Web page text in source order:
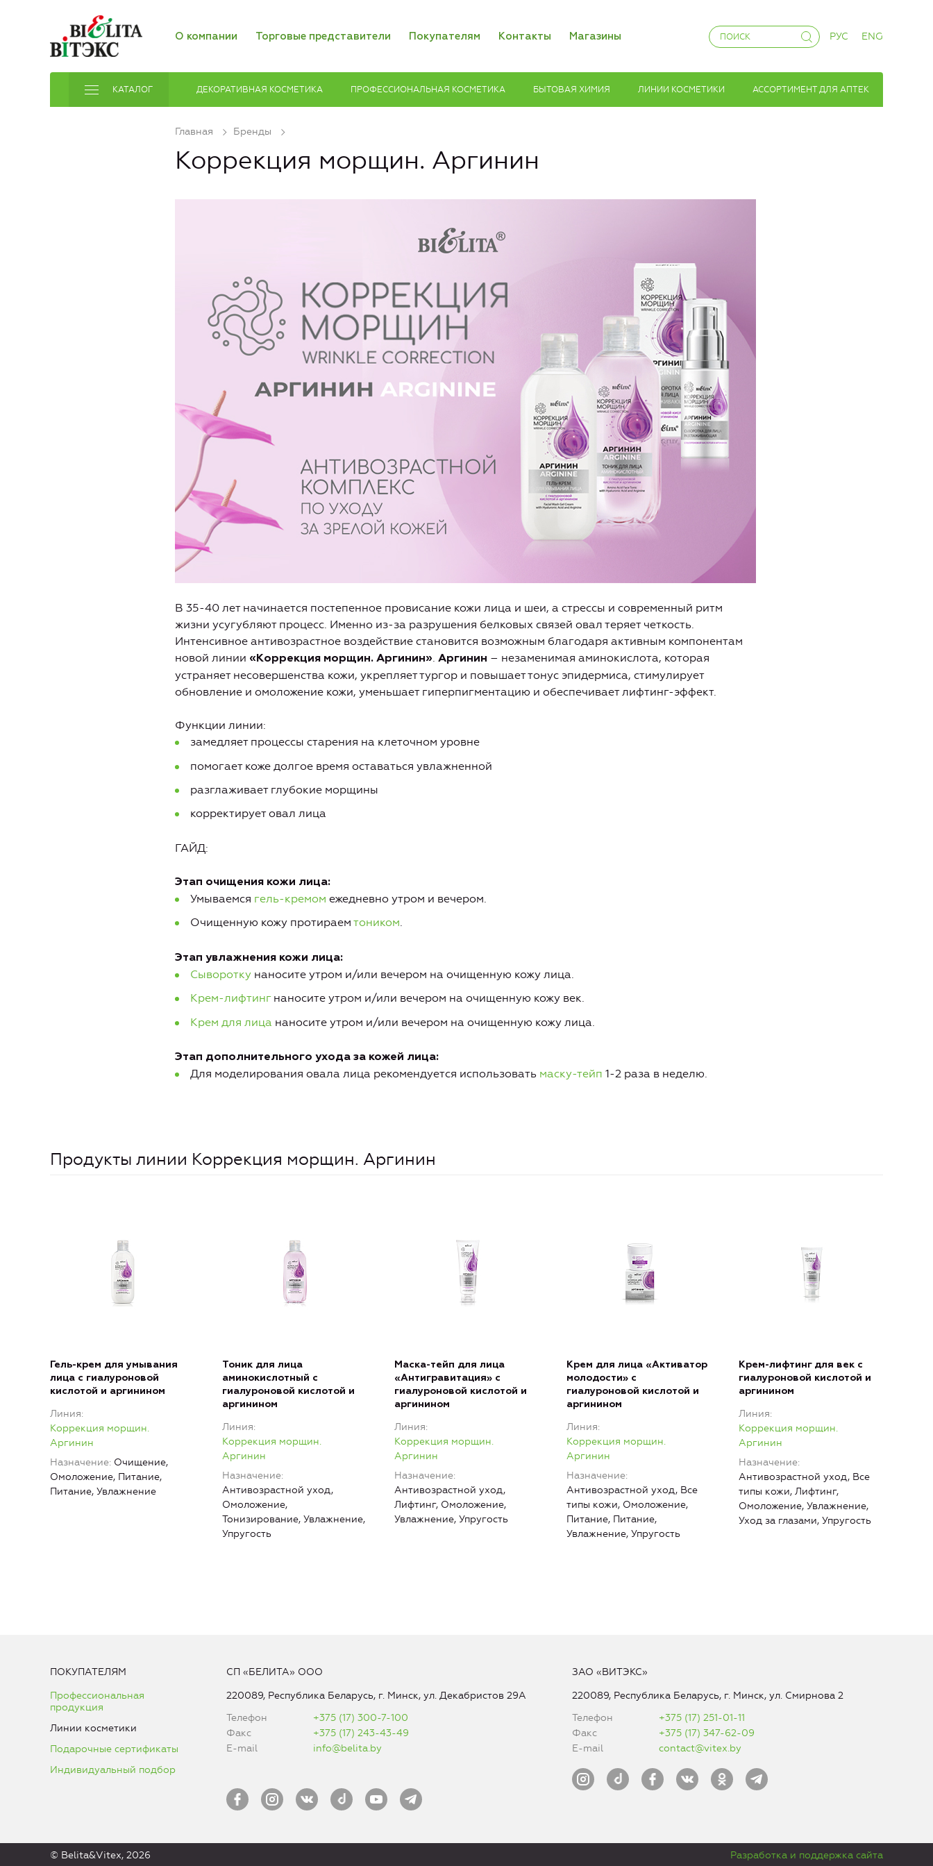
О компании Торговые представители Покупателям Контакты Магазины РУС ENG
КАТАЛОГ ДЕКОРАТИВНАЯ КОСМЕТИКА ПРОФЕССИОНАЛЬНАЯ КОСМЕТИКА БЫТОВАЯ ХИМИЯ ЛИНИИ КОСМЕТИКИ АССОРТИМЕНТ ДЛЯ АПТЕК
Главная Бренды
Коррекция морщин. Аргинин
В 35-40 лет начинается постепенное провисание кожи лица и шеи, а стрессы и современный ритм
жизни усугубляют процесс. Именно из-за разрушения белковых связей овал теряет четкость.
Интенсивное антивозрастное воздействие становится возможным благодаря активным компонентам
новой линии «Коррекция морщин. Аргинин». Аргинин – незаменимая аминокислота, которая
устраняет несовершенства кожи, укрепляет тургор и повышает тонус эпидермиса, стимулирует
обновление и омоложение кожи, уменьшает гиперпигментацию и обеспечивает лифтинг-эффект.
Функции линии:
замедляет процессы старения на клеточном уровне
помогает коже долгое время оставаться увлажненной
разглаживает глубокие морщины
корректирует овал лица
ГАЙД:
Этап очищения кожи лица:
Умываемся гель-кремом ежедневно утром и вечером.
Очищенную кожу протираем тоником.
Этап увлажнения кожи лица:
Сыворотку наносите утром и/или вечером на очищенную кожу лица.
Крем-лифтингнаносите утром и/или вечером на очищенную кожу век.
Крем для лица наносите утром и/или вечером на очищенную кожу лица.
Этап дополнительного ухода за кожей лица:
Для моделирования овала лица рекомендуется использовать маску-тейп 1-2 раза в неделю.
Продукты линии Коррекция морщин. Аргинин
Гель-крем для умывания
лица с гиалуроновой
кислотой и аргинином
Линия
Коррекция морщин.
Аргинин
Назначение Очищение,
Омоложение, Питание,
Питание, Увлажнение
Тоник для лица
аминокислотный с
гиалуроновой кислотой и
аргинином
Линия
Коррекция морщин.
Аргинин
Назначение
Антивозрастной уход,
Омоложение,
Тонизирование, Увлажнение,
Упругость
Маска-тейп для лица
«Антигравитация» с
гиалуроновой кислотой и
аргинином
Линия
Коррекция морщин.
Аргинин
Назначение
Антивозрастной уход,
Лифтинг, Омоложение,
Увлажнение, Упругость
Крем для лица «Активатор
молодости» с
гиалуроновой кислотой и
аргинином
Линия
Коррекция морщин.
Аргинин
Назначение
Антивозрастной уход, Все
типы кожи, Омоложение,
Питание, Питание,
Увлажнение, Упругость
Крем-лифтинг для век с
гиалуроновой кислотой и
аргинином
Линия
Коррекция морщин.
Аргинин
Назначение
Антивозрастной уход, Все
типы кожи, Лифтинг,
Омоложение, Увлажнение,
Уход за глазами, Упругость
ПОКУПАТЕЛЯМ
Профессиональная
продукция
Линии косметики
Подарочные сертификаты
Индивидуальный подбор
СП «БЕЛИТА» ООО
220089, Республика Беларусь, г. Минск, ул. Декабристов 29А
Телефон
+375 (17) 300-7-100
Факс
+375 (17) 243-43-49
E-mail
info@belita.by
ЗАО «ВИТЭКС»
220089, Республика Беларусь, г. Минск, ул. Смирнова 2
Телефон
+375 (17) 251-01-11
Факс
+375 (17) 347-62-09
E-mail
contact@vitex.by
© Belita&Vitex, 2026 Разработка и поддержка сайта